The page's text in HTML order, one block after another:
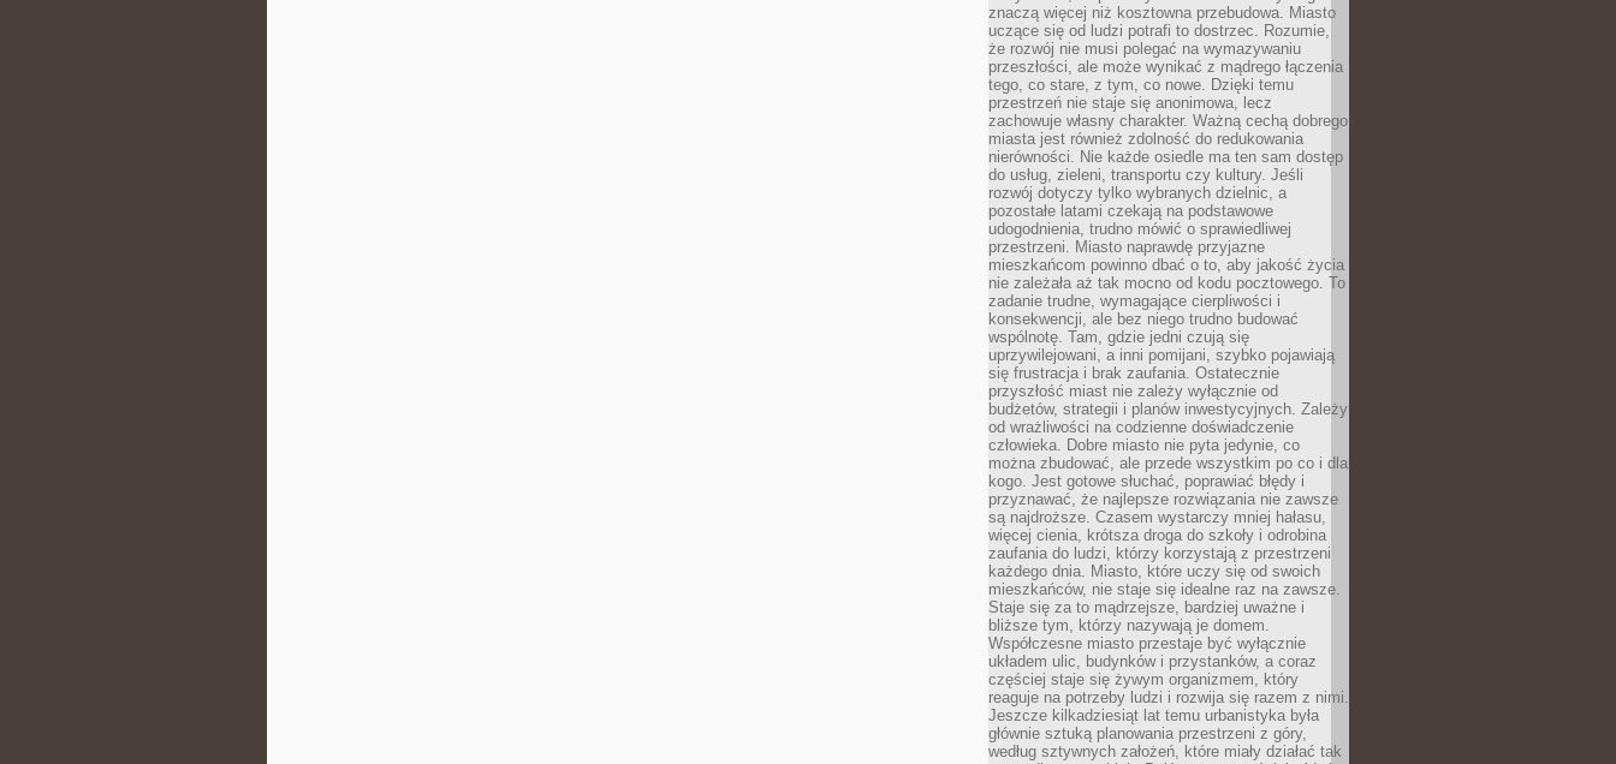
znaczą więcej niż kosztowna przebudowa. Miasto
uczące się od ludzi potrafi to dostrzec. Rozumie,
że rozwój nie musi polegać na wymazywaniu
przeszłości, ale może wynikać z mądrego łączenia
tego, co stare, z tym, co nowe. Dzięki temu
przestrzeń nie staje się anonimowa, lecz
zachowuje własny charakter. Ważną cechą dobrego
miasta jest również zdolność do redukowania
nierówności. Nie każde osiedle ma ten sam dostęp
do usług, zieleni, transportu czy kultury. Jeśli
rozwój dotyczy tylko wybranych dzielnic, a
pozostałe latami czekają na podstawowe
udogodnienia, trudno mówić o sprawiedliwej
przestrzeni. Miasto naprawdę przyjazne
mieszkańcom powinno dbać o to, aby jakość życia
nie zależała aż tak mocno od kodu pocztowego. To
zadanie trudne, wymagające cierpliwości i
konsekwencji, ale bez niego trudno budować
wspólnotę. Tam, gdzie jedni czują się
uprzywilejowani, a inni pomijani, szybko pojawiają
się frustracja i brak zaufania. Ostatecznie
przyszłość miast nie zależy wyłącznie od
budżetów, strategii i planów inwestycyjnych. Zależy
od wrażliwości na codzienne doświadczenie
człowieka. Dobre miasto nie pyta jedynie, co
można zbudować, ale przede wszystkim po co i dla
kogo. Jest gotowe słuchać, poprawiać błędy i
przyznawać, że najlepsze rozwiązania nie zawsze
są najdroższe. Czasem wystarczy mniej hałasu,
więcej cienia, krótsza droga do szkoły i odrobina
zaufania do ludzi, którzy korzystają z przestrzeni
każdego dnia. Miasto, które uczy się od swoich
mieszkańców, nie staje się idealne raz na zawsze.
Staje się za to mądrzejsze, bardziej uważne i
bliższe tym, którzy nazywają je domem.
Współczesne miasto przestaje być wyłącznie
układem ulic, budynków i przystanków, a coraz
częściej staje się żywym organizmem, który
reaguje na potrzeby ludzi i rozwija się razem z nimi.
Jeszcze kilkadziesiąt lat temu urbanistyka była
głównie sztuką planowania przestrzeni z góry,
według sztywnych założeń, które miały działać tak